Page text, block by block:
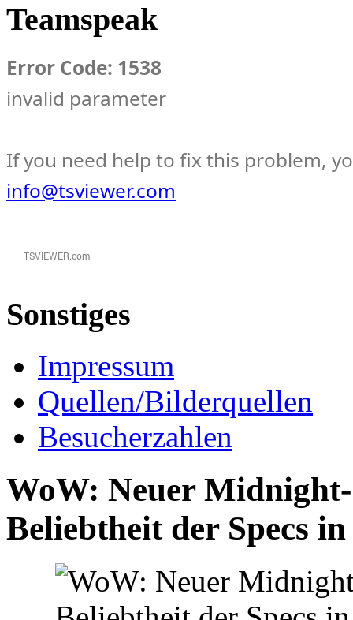
Teamspeak
Error Code: 1538
invalid parameter
If you need help to fix this problem,
info@tsviewer.com
Sonstiges
Impressum
Quellen/Bilderquellen
Besucherzahlen
WoW: Neuer
Beliebtheit der Specs